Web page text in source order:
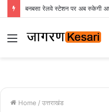
Menu
Home / उत्तराखंड